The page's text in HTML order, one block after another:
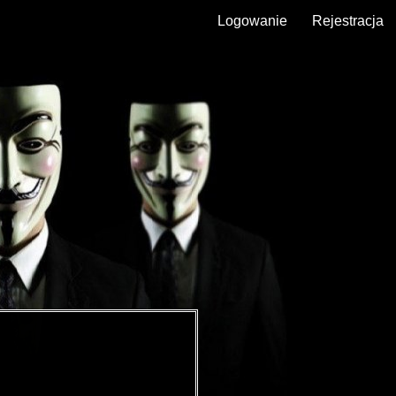
Rejestracja
Logowanie